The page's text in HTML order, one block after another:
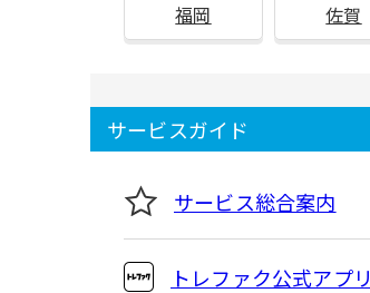
福岡 佐賀
サービスガイド
サービス総合案内
トレファク公式アプリ